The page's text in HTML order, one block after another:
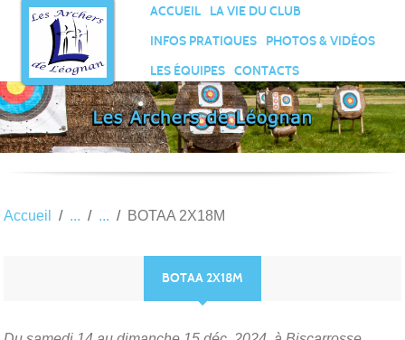
ACCUEIL
LA VIE DU CLUB
INFOS PRATIQUES
PHOTOS & VIDÉOS
LES ÉQUIPES
CONTACTS
Accueil BOTAA 2X18M
BOTAA 2X18M
Panneau de gestion des cookies